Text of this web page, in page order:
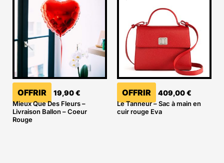
OFFRIR 19,90€
Mieux Que Des Fleurs –
Livraison Ballon – Coeur
Rouge
OFFRIR 409,00€
Le Tanneur – Sac à main en
cuir rouge Eva